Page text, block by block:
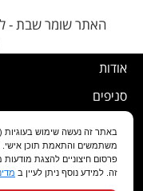
האתר שומר שבת -
אודות
סניפים
שירות לקוחות
מועדון לקוחות
משתמשים והתאמת תוכן אישי.
פרסום חיצוניים להצגת
זה. למידע נוסף ניתן לעיין ב